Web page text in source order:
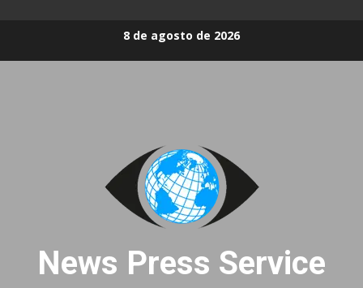
8 de agosto de 2026
News Press Service